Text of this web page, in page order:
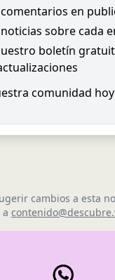
en
sobre cada
boletín
comunidad
cambios a esta
a